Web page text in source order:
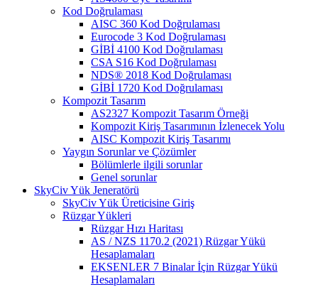
Kod Doğrulaması
AISC 360 Kod Doğrulaması
Eurocode 3 Kod Doğrulaması
GİBİ 4100 Kod Doğrulaması
CSA S16 Kod Doğrulaması
NDS® 2018 Kod Doğrulaması
GİBİ 1720 Kod Doğrulaması
Kompozit Tasarım
AS2327 Kompozit Tasarım Örneği
Kompozit Kiriş Tasarımının İzlenecek Yolu
AISC Kompozit Kiriş Tasarımı
Yaygın Sorunlar ve Çözümler
Bölümlerle ilgili sorunlar
Genel sorunlar
SkyCiv Yük Jeneratörü
SkyCiv Yük Üreticisine Giriş
Rüzgar Yükleri
Rüzgar Hızı Haritası
AS / NZS 1170.2 (2021) Rüzgar Yükü
Hesaplamaları
EKSENLER 7 Binalar İçin Rüzgar Yükü
Hesaplamaları